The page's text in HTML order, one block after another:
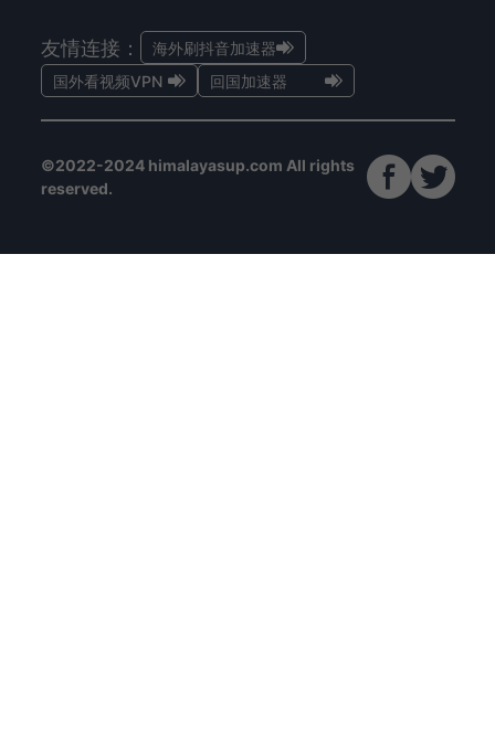
友情连接：
海外刷抖音加速器
国外看视频VPN
回国加速器
©2022-2024 himalayasup.com All rights
reserved.